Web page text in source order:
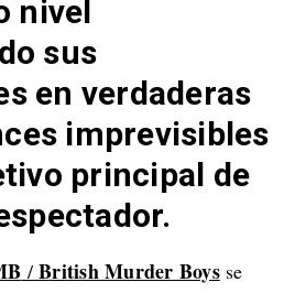
nivel
sus
en verdaderas
imprevisibles
principal de
/ British Murder Boysse